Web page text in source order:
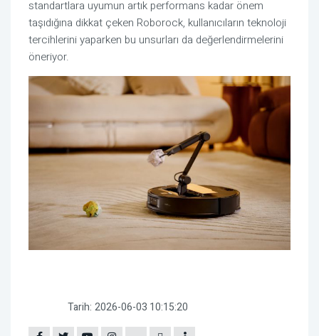
standartlara uyumun artık performans kadar önem
taşıdığına dikkat çeken Roborock, kullanıcıların teknoloji
tercihlerini yaparken bu unsurları da değerlendirmelerini
öneriyor.
Tarih: 2026-06-03 10:15:20